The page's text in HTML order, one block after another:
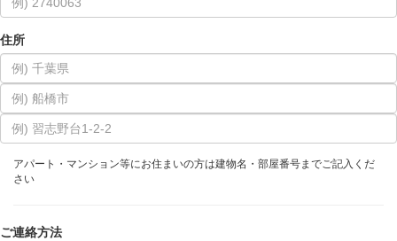
住所
アパート・マンション等にお住まいの方は建物名・部屋番号までご記入くだ
さい
ご連絡方法